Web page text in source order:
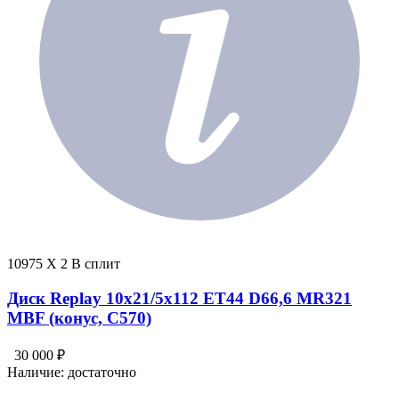
10975 X 2 В сплит
Диск Replay 10x21/5x112 ET44 D66,6 MR321
MBF (конус, C570)
30 000 ₽
Наличие: достаточно